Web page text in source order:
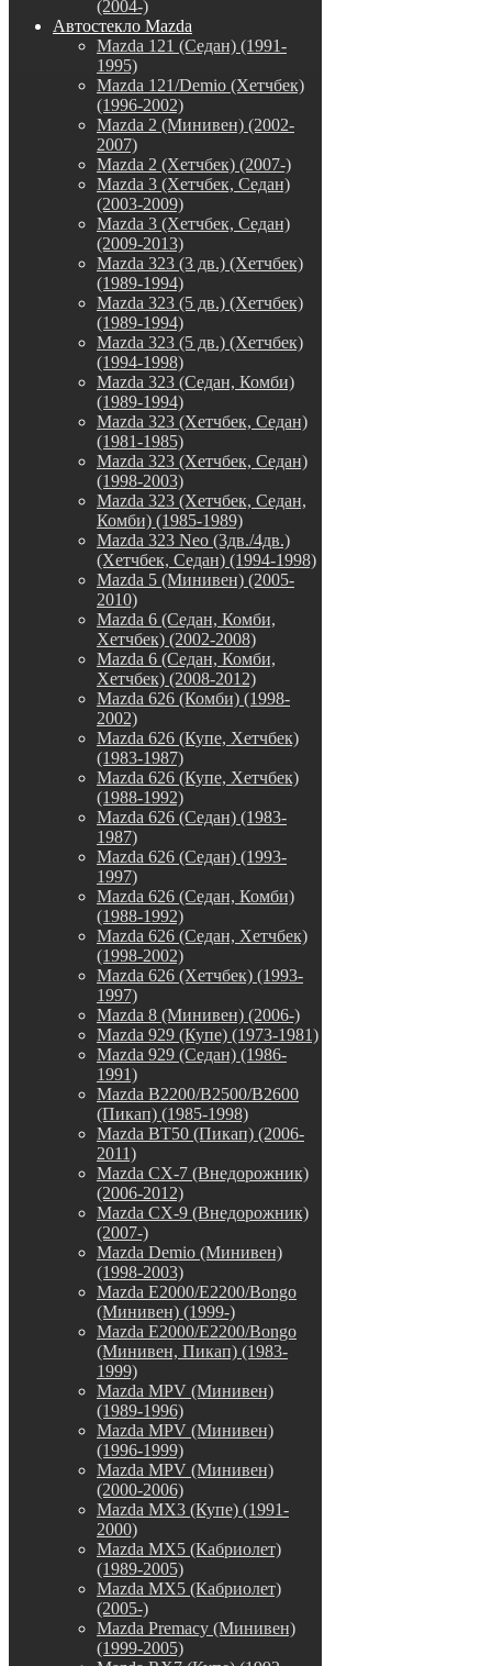
(2004-)
Автостекло Mazda
Mazda 121 (Седан) (1991-
1995)
Mazda 121/Demio (Хетчбек)
(1996-2002)
Mazda 2 (Минивен) (2002-
2007)
Mazda 2 (Хетчбек) (2007-)
Mazda 3 (Хетчбек, Седан)
(2003-2009)
Mazda 3 (Хетчбек, Седан)
(2009-2013)
Mazda 323 (3 дв.) (Хетчбек)
(1989-1994)
Mazda 323 (5 дв.) (Хетчбек)
(1989-1994)
Mazda 323 (5 дв.) (Хетчбек)
(1994-1998)
Mazda 323 (Седан, Комби)
(1989-1994)
Mazda 323 (Хетчбек, Седан)
(1981-1985)
Mazda 323 (Хетчбек, Седан)
(1998-2003)
Mazda 323 (Хетчбек, Седан,
Комби) (1985-1989)
Mazda 323 Neo (3дв./4дв.)
(Хетчбек, Седан) (1994-1998)
Mazda 5 (Минивен) (2005-
2010)
Mazda 6 (Седан, Комби,
Хетчбек) (2002-2008)
Mazda 6 (Седан, Комби,
Хетчбек) (2008-2012)
Mazda 626 (Комби) (1998-
2002)
Mazda 626 (Купе, Хетчбек)
(1983-1987)
Mazda 626 (Купе, Хетчбек)
(1988-1992)
Mazda 626 (Седан) (1983-
1987)
Mazda 626 (Седан) (1993-
1997)
Mazda 626 (Седан, Комби)
(1988-1992)
Mazda 626 (Седан, Хетчбек)
(1998-2002)
Mazda 626 (Хетчбек) (1993-
1997)
Mazda 8 (Минивен) (2006-)
Mazda 929 (Купе) (1973-1981)
Mazda 929 (Седан) (1986-
1991)
Mazda B2200/B2500/B2600
(Пикап) (1985-1998)
Mazda BT50 (Пикап) (2006-
2011)
Mazda CX-7 (Внедорожник)
(2006-2012)
Mazda CX-9 (Внедорожник)
(2007-)
Mazda Demio (Минивен)
(1998-2003)
Mazda E2000/E2200/Bongo
(Минивен) (1999-)
Mazda E2000/E2200/Bongo
(Минивен, Пикап) (1983-
1999)
Mazda MPV (Минивен)
(1989-1996)
Mazda MPV (Минивен)
(1996-1999)
Mazda MPV (Минивен)
(2000-2006)
Mazda MX3 (Купе) (1991-
2000)
Mazda MX5 (Кабриолет)
(1989-2005)
Mazda MX5 (Кабриолет)
(2005-)
Mazda Premacy (Минивен)
(1999-2005)